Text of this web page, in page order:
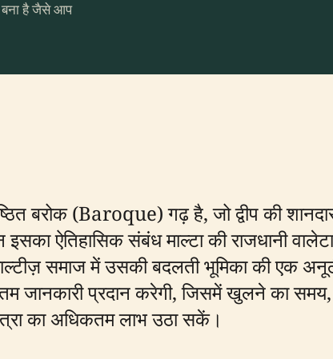
बना है जैसे आप
बरोक (Baroque) गढ़ है, जो द्वीप की
ऐतिहासिक संबंध माल्टा की राजधानी
समाज में उसकी बदलती भूमिका की एक
जानकारी प्रदान करेगी, जिसमें खुलने का
का अधिकतम लाभ उठा सकें।